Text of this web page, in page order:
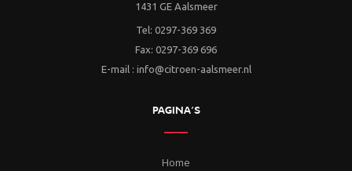
1431 GE Aalsmeer
Tel: 0297-369 369
Fax: 0297-369 696
E-mail : info@citroen-aalsmeer.nl
PAGINA’S
Home